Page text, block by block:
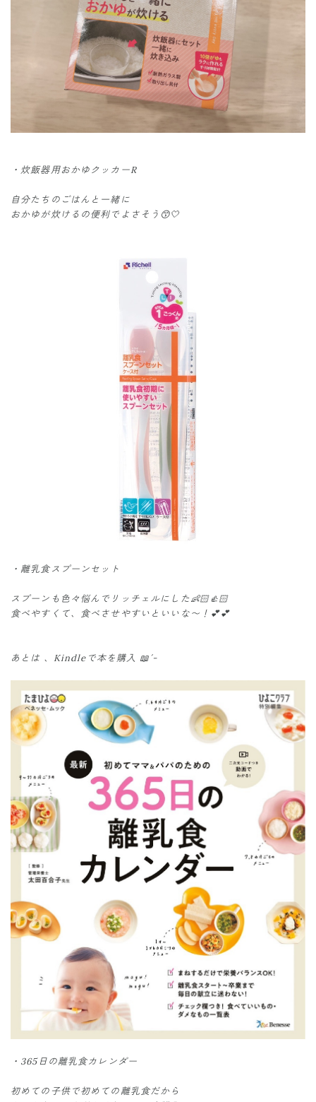
・炊飯器用おかゆクッカーR
自分たちのごはんと一緒に
おかゆが炊けるの便利でよさそう😙🤍
・離乳食スプーンセット
スプーンも色々悩んでリッチェルにした👶🏻👍🏻
食べやすくて、食べさせやすいといいな〜！💕💕
あとは 、Kindleで本を購入 📖´-
・365日の離乳食カレンダー
初めての子供で初めての離乳食だから